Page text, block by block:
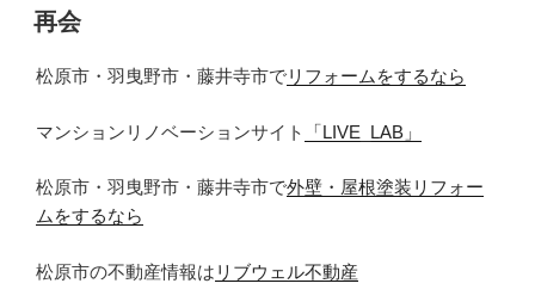
稿
日:
再会
松原市・羽曳野市・藤井寺市でリフォームをするなら
マンションリノベーションサイト 「LIVE_LAB」
松原市・羽曳野市・藤井寺市で外壁・屋根塗装リフォー
ムをするなら
松原市の不動産情報は リブウェル不動産